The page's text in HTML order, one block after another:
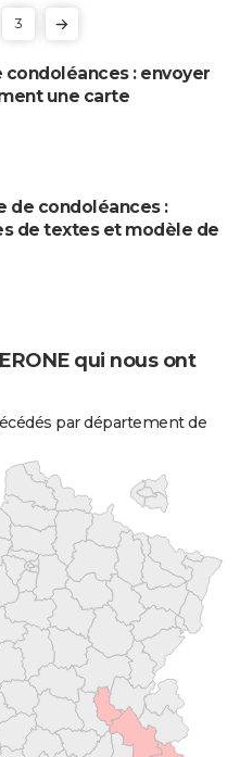
3
condoléances : envoyer
une carte
de condoléances :
de textes et modèle de
qui nous ont
par département de